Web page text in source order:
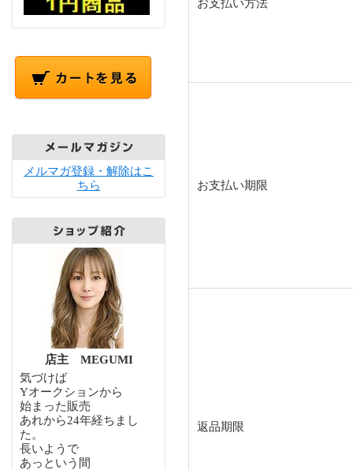
メルマガ登録・解除はこ
ちら
店主 MEGUMI
気づけば
Yオークションから
始まった販売
あれから24年経ちまし
た。
長いようで
あっという間
お支払い方法
お支払い期限
返品期限